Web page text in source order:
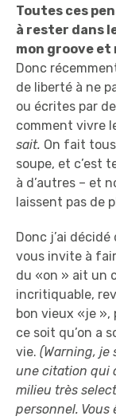
Toutes ces
à rester dans
mon groove et
Donc
de liberté à ne
ou écrites par
comment vivre
sait. On fait
soupe, et c’est
à d’autres – et
laissent pas de
Donc j’ai décidé
vous invite à
du «on » ait un
incritiquable,
bon vieux «je
ce soit qu’on a
vie. (Warning, je
une citation qui
milieu très
personnel. Vous